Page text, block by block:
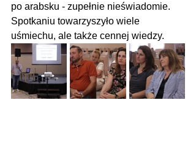
po arabsku - zupełnie nieświadomie.
Spotkaniu towarzyszyło wiele
uśmiechu, ale także cennej wiedzy.